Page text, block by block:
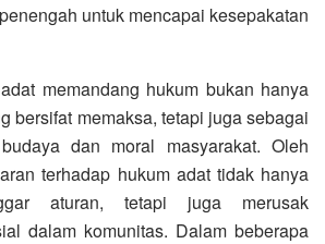
untuk mencapai kesepakatan
memandang hukum bukan hanya
bersifat memaksa, tetapi juga sebagai
dan moral masyarakat. Oleh
terhadap hukum adat tidak hanya
aturan, tetapi juga merusak
dalam komunitas. Dalam beberapa